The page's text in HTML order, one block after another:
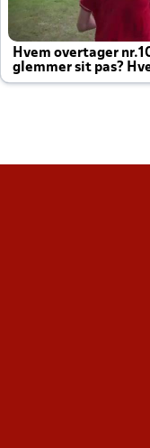
Hvem overtager
glemmer sit pas?
altid til efter